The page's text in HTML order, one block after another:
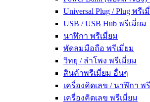
Universal Plug / Plug พรีเ
USB / USB Hub พรีเมี่ยม
นาฬิกา พรีเมี่ยม
พัดลมมือถือ พรีเมี่ยม
วิทยุ / ลำโพง พรีเมี่ยม
สินค้าพรีเมี่ยม อื่นๆ
เครื่องคิดเลข / นาฬิกา พ
เครื่องคิดเลข พรีเมี่ยม